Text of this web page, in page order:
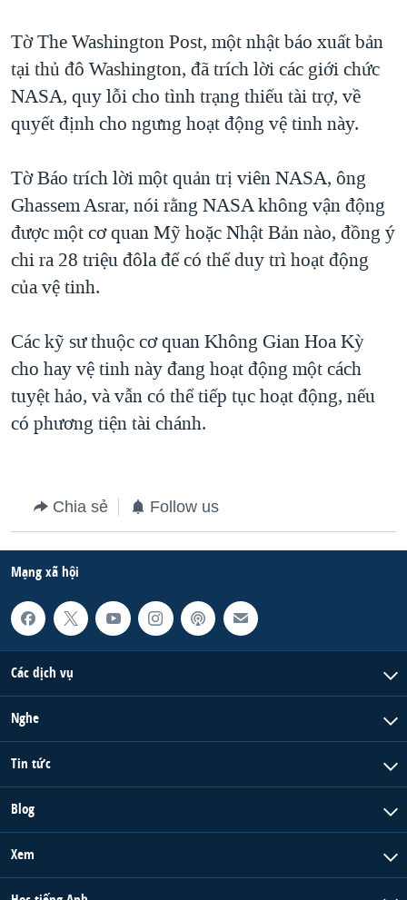
NGƯ DÂN VIỆT VÀ LÀN SÓNG TRỘM HẢI SÂM
BÊN KIA QUỐC LỘ: TIẾNG VỌNG TỪ NÔNG THÔN MỸ
QUAN HỆ VIỆT MỸ
Tờ The Washington Post, một nhật báo xuất bản
tại thủ đô Washington, đã trích lời các giới chức
NASA, quy lỗi cho tình trạng thiếu tài trợ, về
quyết định cho ngưng hoạt động vệ tinh này.
Tờ Báo trích lời một quản trị viên NASA, ông
Ghassem Asrar, nói rằng NASA không vận động
được một cơ quan Mỹ hoặc Nhật Bản nào, đồng ý
chi ra 28 triệu đôla để có thể duy trì hoạt động
của vệ tinh.
Các kỹ sư thuộc cơ quan Không Gian Hoa Kỳ
cho hay vệ tinh này đang hoạt động một cách
tuyệt hảo, và vẫn có thể tiếp tục hoạt động, nếu
có phương tiện tài chánh.
Chia sẻ Follow us
Mạng xã hội
Các dịch vụ
Nghe
Tin tức
Blog
Xem